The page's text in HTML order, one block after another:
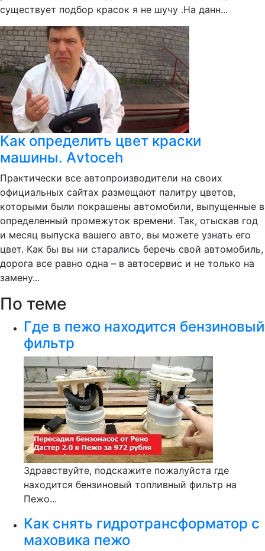
существует подбор красок я не шучу .На данн...
Как определить цвет краски
машины. Аvtoceh
Практически все автопроизводители на своих
официальных сайтах размещают палитру цветов,
которыми были покрашены автомобили, выпущенные в
определенный промежуток времени. Так, отыскав год
и месяц выпуска вашего авто, вы можете узнать его
цвет. Как бы вы ни старались беречь свой автомобиль,
дорога все равно одна – в автосервис и не только на
замену...
По теме
Где в пежо находится бензиновый
фильтр
Здравствуйте, подскажите пожалуйста где
находится бензиновый топливный фильтр на
Пежо...
Как снять гидротрансформатор с
маховика пежо